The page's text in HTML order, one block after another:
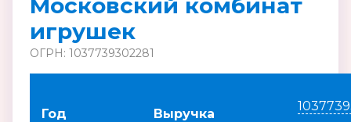
Московский комбинат
игрушек
ОГРН: 1037739302281
Год Выручка